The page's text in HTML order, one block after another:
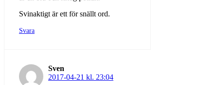
Svinaktigt är ett för snällt ord.
Svara
Sven
2017-04-21 kl. 23:04